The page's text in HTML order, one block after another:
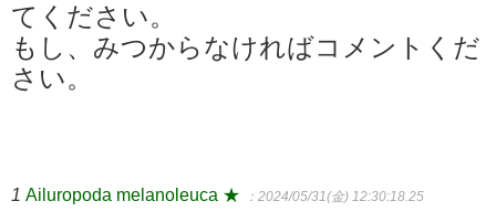
てください。
もし、みつからなければコメントくだ
さい。
1 Ailuropoda melanoleuca ★ ：2024/05/31(金) 12:30:18.25